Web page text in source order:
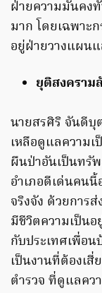
ฝ่ายความมั่นคง
มาก โดยเฉพาะ
อยู่ฝ่ายวางแผน
ยุติสงคราม
นายสรศิริ จันดีบุ
เหลือดูแลความ
ผืนป่าอันเป็นทรั
อำเภอดีเด่นคน
จริงจัง ด้วยการ
มีชีวิตความเป็น
กับประเทศเพื่อ
เป็นงานที่ต้องเสี่
ตำรวจ ที่ดูแลคว